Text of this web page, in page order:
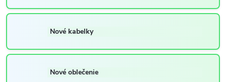
Nové kabelky
Nové oblečenie